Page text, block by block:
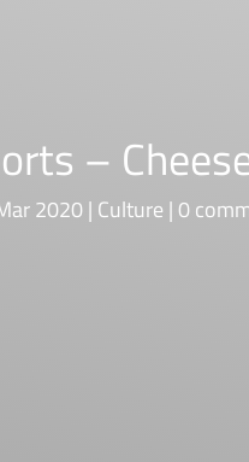
–
2020 Culture 0